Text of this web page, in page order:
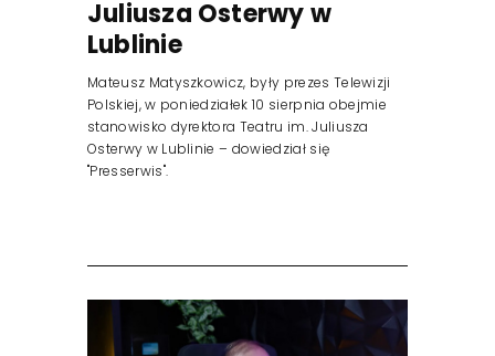
Juliusza Osterwy w
Lublinie
Mateusz Matyszkowicz, były prezes Telewizji
Polskiej, w poniedziałek 10 sierpnia obejmie
stanowisko dyrektora Teatru im. Juliusza
Osterwy w Lublinie – dowiedział się
"Presserwis".